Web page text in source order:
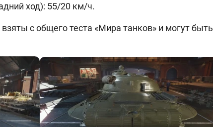
ход): 55/20 км/ч.
с общего теста «Мира танков» и могут быть